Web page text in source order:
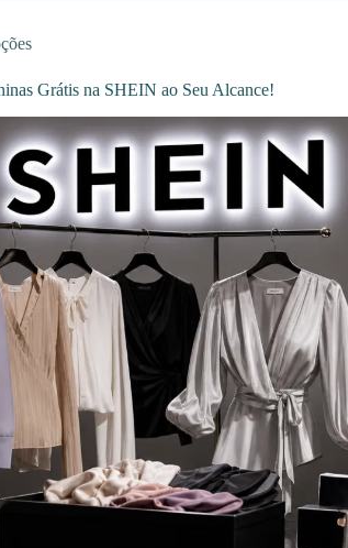
Grátis na SHEIN ao Seu Alcance!